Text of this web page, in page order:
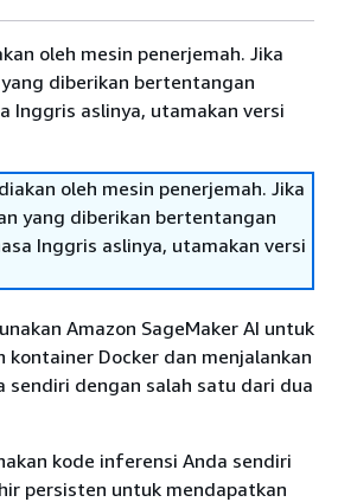
oleh mesin penerjemah. Jika
diberikan bertentangan
Inggris aslinya, utamakan versi
oleh mesin penerjemah. Jika
yang diberikan bertentangan
Inggris aslinya, utamakan versi
Amazon SageMaker AI untuk
kontainer Docker dan menjalankan
sendiri dengan salah satu dari dua
kode inferensi Anda sendiri
persisten untuk mendapatkan